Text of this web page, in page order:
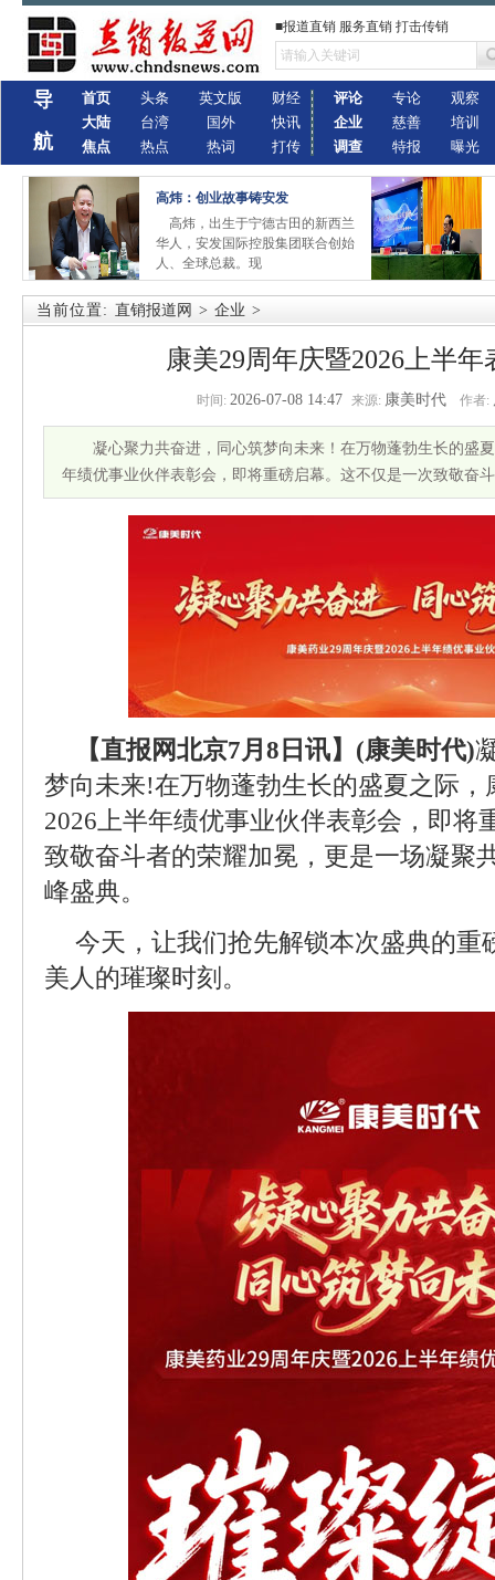
■报道直销 服务直销 打击传销
导
航
首页
大陆
焦点
头条
台湾
热点
英文版
国外
热词
财经
快讯
打传
评论
企业
调查
专论
慈善
特报
观察
培训
曝光
高炜：创业故事铸安发
高炜，出生于宁德古田的新西兰
华人，安发国际控股集团联合创始
人、全球总裁。现
当前位置: 直销报道网 > 企业 >
康美29周年庆暨2026上半
时间: 2026-07-08 14:47 来源: 康美时代 作者:
凝心聚力共奋进，同心筑梦向未来！在万物蓬勃生长的盛
年绩优事业伙伴表彰会，即将重磅启幕。这不仅是一次致敬奋
【直报网北京7月8日讯】(康美时代)
梦向未来!在万物蓬勃生长的盛夏之际，
2026上半年绩优事业伙伴表彰会，即将
致敬奋斗者的荣耀加冕，更是一场凝聚
峰盛典。
今天，让我们抢先解锁本次盛典的重
美人的璀璨时刻。